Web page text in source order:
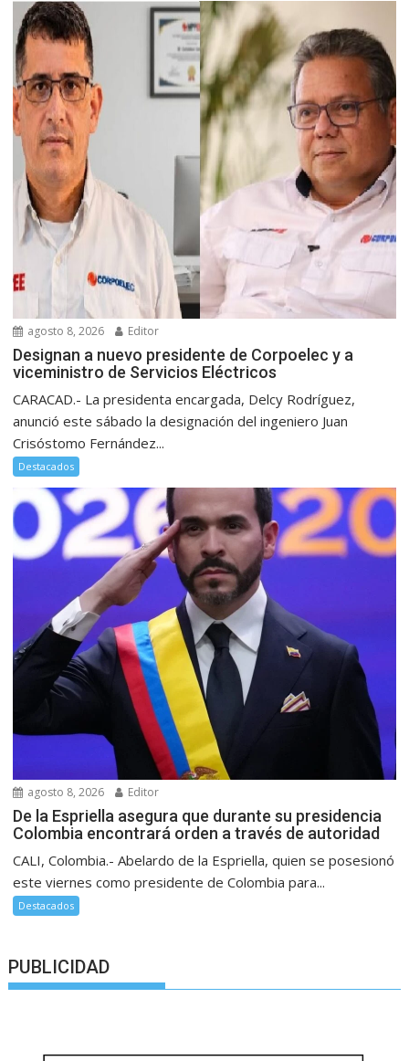
agosto 8, 2026 Editor
Designan a nuevo presidente de Corpoelec y a
viceministro de Servicios Eléctricos
CARACAD.- La presidenta encargada, Delcy Rodríguez,
anunció este sábado la designación del ingeniero Juan
Crisóstomo Fernández...
Destacados
agosto 8, 2026 Editor
De la Espriella asegura que durante su presidencia
Colombia encontrará orden a través de autoridad
CALI, Colombia.- Abelardo de la Espriella, quien se posesionó
este viernes como presidente de Colombia para...
Destacados
PUBLICIDAD